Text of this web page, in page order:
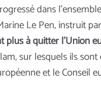
dans
Le Pen, instruit
à quitter l’Union
sur lesquels ils sont
et le Conseil